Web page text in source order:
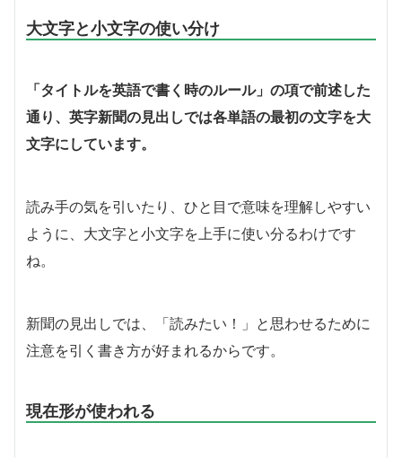
大文字と小文字の使い分け
「タイトルを英語で書く時のルール」の項で前述した
通り、英字新聞の見出しでは各単語の最初の文字を大
文字にしています。
読み手の気を引いたり、ひと目で意味を理解しやすい
ように、大文字と小文字を上手に使い分るわけです
ね。
新聞の見出しでは、「読みたい！」と思わせるために
注意を引く書き方が好まれるからです。
現在形が使われる